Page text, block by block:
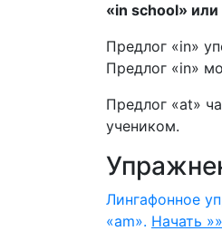
«in school»
Предлог «in»
Предлог «in»
Предлог «at»
учеником.
Лингафонное
«am». Начать »»